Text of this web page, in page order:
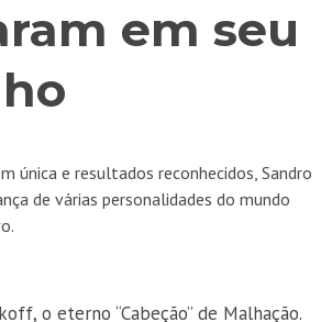
em seu
única e resultados reconhecidos, Sandro
de várias personalidades do mundo
o eterno “Cabeção” de Malhação.